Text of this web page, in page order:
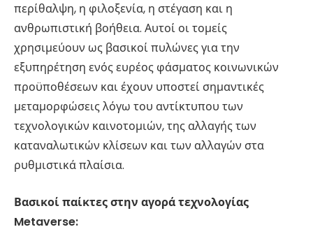
περίθαλψη, η φιλοξενία, η στέγαση και η
ανθρωπιστική βοήθεια. Αυτοί οι τομείς
χρησιμεύουν ως βασικοί πυλώνες για την
εξυπηρέτηση ενός ευρέος φάσματος κοινωνικών
προϋποθέσεων και έχουν υποστεί σημαντικές
μεταμορφώσεις λόγω του αντίκτυπου των
τεχνολογικών καινοτομιών, της αλλαγής των
καταναλωτικών κλίσεων και των αλλαγών στα
ρυθμιστικά πλαίσια.
Βασικοί παίκτες στην αγορά τεχνολογίας
Metaverse: